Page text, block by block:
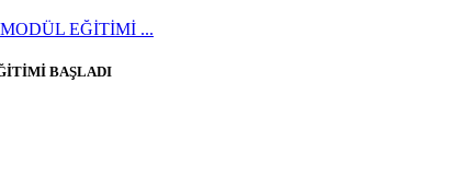
EĞİTİMİ ...
BAŞLADI